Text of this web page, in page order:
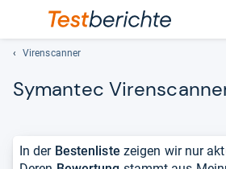
Virenscanner
Syman­tec
In der Bestenliste zeigen wir nur